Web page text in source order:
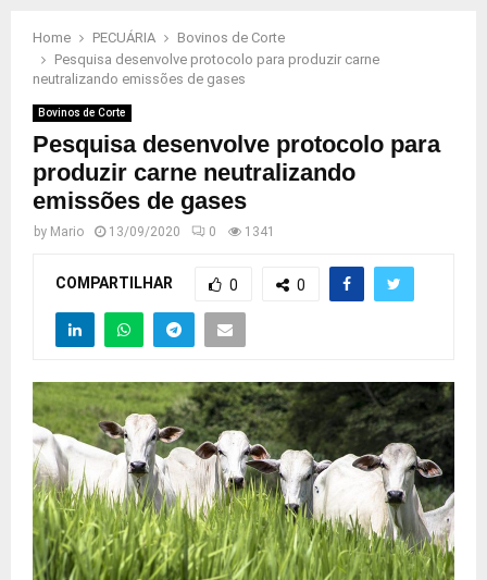
Home PECUÁRIA
Bovinos de Corte
Pesquisa desenvolve protocolo para produzir carne
neutralizando emissões de gases
Bovinos de Corte
Pesquisa desenvolve protocolo para
produzir carne neutralizando
emissões de gases
by Mario 13/09/2020 0 1341
COMPARTILHAR 0 0